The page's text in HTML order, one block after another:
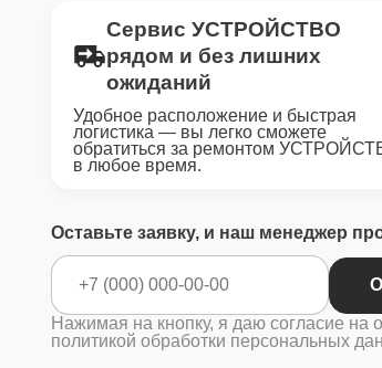
Сервис УСТРОЙСТВО
рядом и без лишних
ожиданий
Удобное расположение и быстрая
логистика — вы легко сможете
обратиться за ремонтом
в любое время.
Оставьте заявку, и наш менеджер
Нажимая на кнопку, я даю согласие на
политикой обработки персональных